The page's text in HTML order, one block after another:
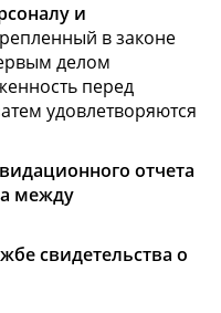
и
в законе
делом
перед
удовлетворяются
отчета
между
свидетельства о